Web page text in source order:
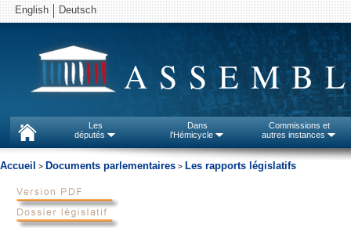
English Deutsch
Les
députés
Dans
l'Hémicycle
Commissions et
autres instances
Accueil > Documents parlementaires > Les rapports législatifs